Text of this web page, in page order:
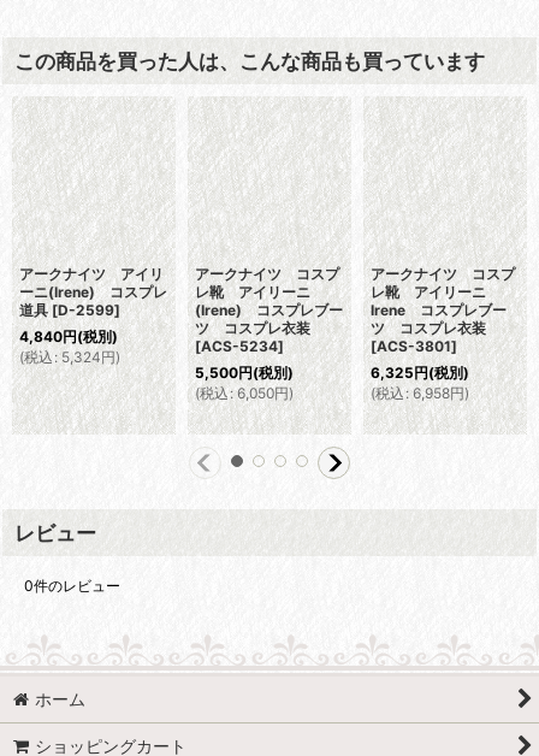
この商品を買った人は、こんな商品も買っています
アークナイツ アイリ
ーニ(Irene) コスプレ
道具 [D-2599]
4,840円(税別)
(税込 : 5,324円)
アークナイツ コスプ
レ靴 アイリーニ
(Irene) コスプレブー
ツ コスプレ衣装
[ACS-5234]
5,500円(税別)
(税込: 6,050円)
アークナイツ コスプ
レ靴 アイリーニ
Irene コスプレブー
ツ コスプレ衣装
[ACS-3801]
6,325円(税別)
(税込: 6,958円)
レビュー
0件のレビュー
ホーム
ショッピングカート